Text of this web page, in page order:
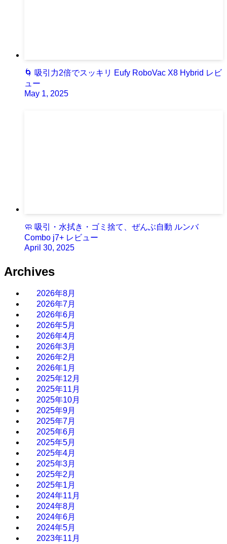
🌀 吸引力2倍でスッキリ Eufy RoboVac X8 Hybrid レビ
ュー
May 1, 2025
🧼 吸引・水拭き・ゴミ捨て、ぜんぶ自動 ルンバ
Combo j7+ レビュー
April 30, 2025
Archives
2026年8月
2026年7月
2026年6月
2026年5月
2026年4月
2026年3月
2026年2月
2026年1月
2025年12月
2025年11月
2025年10月
2025年9月
2025年7月
2025年6月
2025年5月
2025年4月
2025年3月
2025年2月
2025年1月
2024年11月
2024年8月
2024年6月
2024年5月
2023年11月